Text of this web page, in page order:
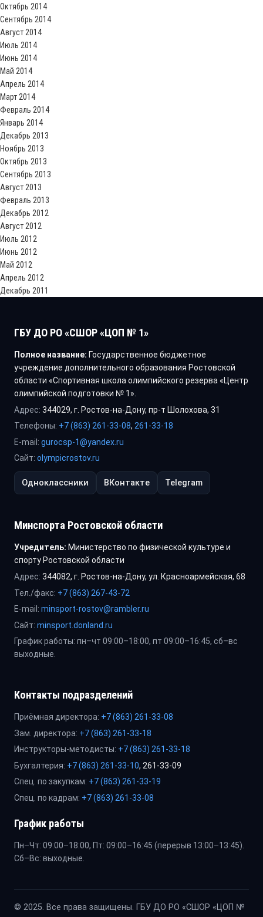
Октябрь 2014
Сентябрь 2014
Август 2014
Июль 2014
Июнь 2014
Май 2014
Апрель 2014
Март 2014
Февраль 2014
Январь 2014
Декабрь 2013
Ноябрь 2013
Октябрь 2013
Сентябрь 2013
Август 2013
Февраль 2013
Декабрь 2012
Август 2012
Июль 2012
Июнь 2012
Май 2012
Апрель 2012
Декабрь 2011
ГБУ ДО РО «СШОР «ЦОП № 1»
Полное название: Государственное бюджетное
учреждение дополнительного образования Ростовской
области «Спортивная школа олимпийского резерва «Центр
олимпийской подготовки № 1».
Адрес: 344029, г. Ростов-на-Дону, пр-т Шолохова, 31
Телефоны: +7 (863) 261-33-08, 261-33-18
E-mail: gurocsp-1@yandex.ru
Сайт: olympicrostov.ru
Одноклассники ВКонтакте Telegram
Минспорта Ростовской области
Учредитель: Министерство по физической культуре и
спорту Ростовской области
Адрес: 344082, г. Ростов-на-Дону, ул. Красноармейская, 68
Тел./факс: +7 (863) 267-43-72
E-mail: minsport-rostov@rambler.ru
Сайт: minsport.donland.ru
График работы: пн–чт 09:00–18:00, пт 09:00–16:45, сб–вс
выходные.
Контакты подразделений
Приёмная директора: +7 (863) 261-33-08
Зам. директора: +7 (863) 261-33-18
Инструкторы-методисты: +7 (863) 261-33-18
Бухгалтерия: +7 (863) 261-33-10, 261-33-09
Спец. по закупкам: +7 (863) 261-33-19
Спец. по кадрам: +7 (863) 261-33-08
График работы
Пн–Чт: 09:00–18:00, Пт: 09:00–16:45 (перерыв 13:00–13:45).
Сб–Вс: выходные.
© 2025. Все права защищены. ГБУ ДО РО «СШОР «ЦОП №